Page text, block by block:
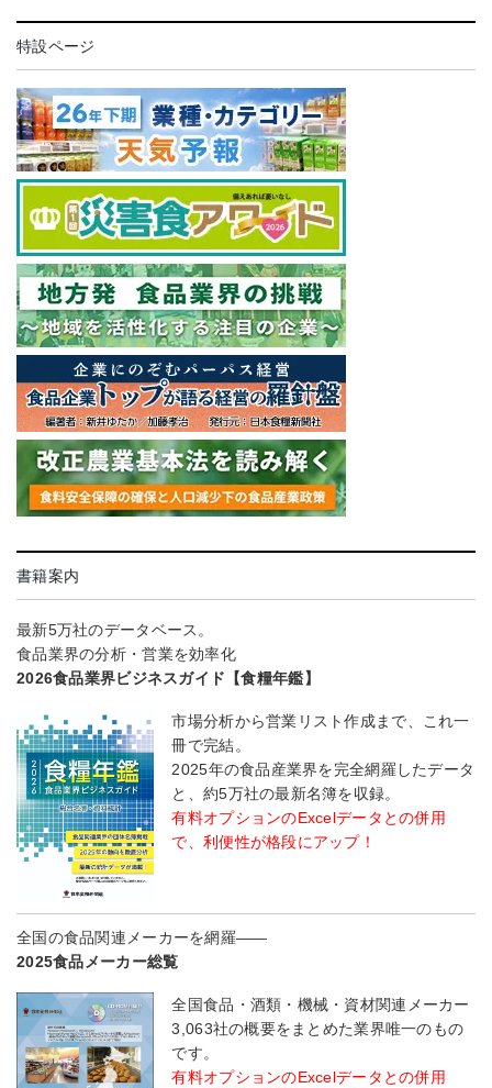
特設ページ
書籍案内
最新5万社のデータベース。
食品業界の分析・営業を効率化
2026食品業界ビジネスガイド【食糧年鑑】
市場分析から営業リスト作成まで、これ一
冊で完結。
2025年の食品産業界を完全網羅したデータ
と、約5万社の最新名簿を収録。
有料オプションのExcelデータとの併用
で、利便性が格段にアップ！
全国の食品関連メーカーを網羅――
2025食品メーカー総覧
全国食品・酒類・機械・資材関連メーカー
3,063社の概要をまとめた業界唯一のもの
です。
有料オプションのExcelデータとの併用